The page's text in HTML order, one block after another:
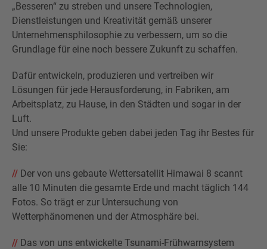
„Besseren“ zu streben und unsere Technologien,
Dienstleistungen und Kreativität gemäß unserer
Unternehmensphilosophie zu verbessern, um so die
Grundlage für eine noch bessere Zukunft zu schaffen.
Dafür entwickeln, produzieren und vertreiben wir
Lösungen für jede Herausforderung, in Fabriken, am
Arbeitsplatz, zu Hause, in den Städten und sogar in der
Luft.
Und unsere Produkte geben dabei jeden Tag ihr Bestes für
Sie:
// Der von uns gebaute Wettersatellit Himawai 8 scannt
alle 10 Minuten die gesamte Erde und macht täglich 144
Fotos. So trägt er zur Untersuchung von
Wetterphänomenen und der Atmosphäre bei.
// Das von uns entwickelte Tsunami-Frühwarnsystem